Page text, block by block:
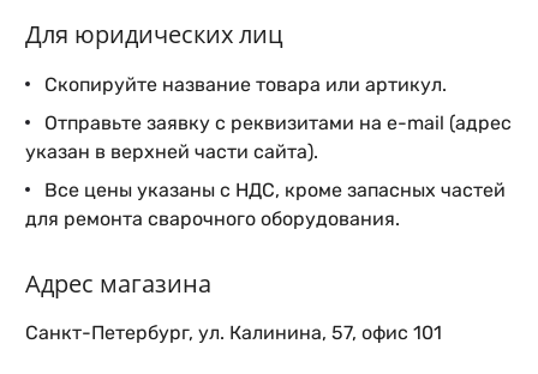
Для юридических лиц
Скопируйте название товара или артикул.
Отправьте заявку с реквизитами на e-mail (адрес
указан в верхней части сайта).
Все цены указаны с НДС, кроме запасных частей
для ремонта сварочного оборудования.
Адрес магазина
Санкт-Петербург, ул. Калинина, 57, офис 101